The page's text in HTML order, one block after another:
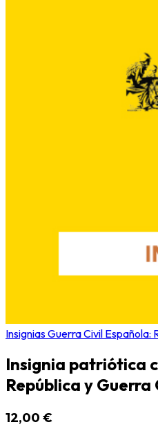
Insignias Guerra Civil Española:
Insignia patriótica
República y Guerra
12,00 €